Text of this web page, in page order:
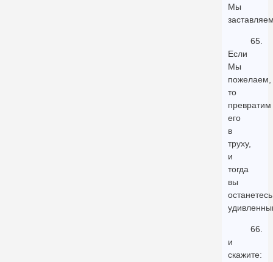
Мы
65.
Если
Мы
пожелаем,
то
превратим
его
в
труху,
и
тогда
вы
останетесь
66.
и
скажите: